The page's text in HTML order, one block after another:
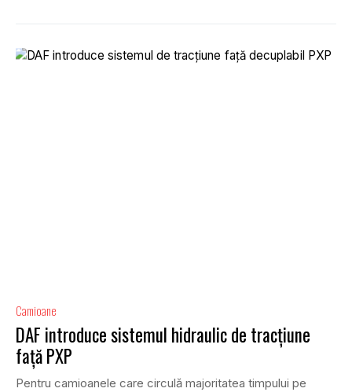
Camioane
DAF introduce sistemul hidraulic de tracțiune
față PXP
Pentru camioanele care circulă majoritatea timpului pe